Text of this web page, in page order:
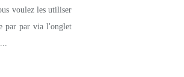
voulez les utiliser
par par via l'onglet